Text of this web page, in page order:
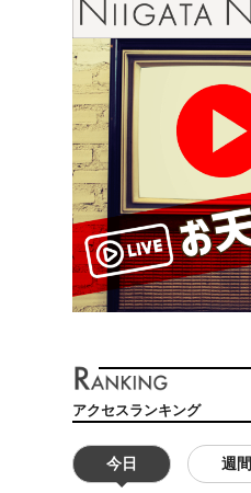
アクセスランキング
今日 週間